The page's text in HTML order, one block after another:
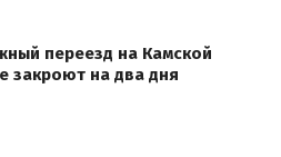
переезд на Камской
закроют на два дня